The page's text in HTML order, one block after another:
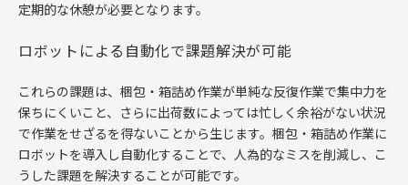
定期的な休憩が必要となります。
ロボットによる自動化で課題解決が可能
これらの課題は、梱包・箱詰め作業が単純な反復作業で集中力を
保ちにくいこと、さらに出荷数によっては忙しく余裕がない状況
で作業をせざるを得ないことから生じます。梱包・箱詰め作業に
ロボットを導入し自動化することで、人為的なミスを削減し、こ
うした課題を解決することが可能です。